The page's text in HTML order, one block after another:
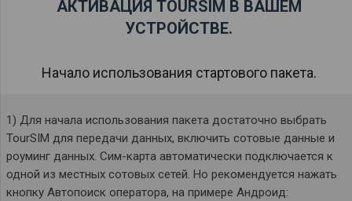
АКТИВАЦИЯ TOURSIM В ВАШЕМ
УСТРОЙСТВЕ.
Начало использования стартового пакета.
1) Для начала использования пакета достаточно выбрать
TourSIM для передачи данных, включить сотовые данные и
роуминг данных. Сим-карта автоматически подключается к
одной из местных сотовых сетей. Но рекомендуется нажать
кнопку Автопоиск оператора, на примере Андроид: